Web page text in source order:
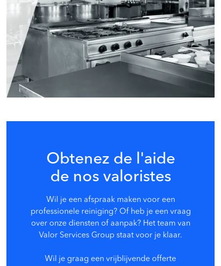
Obtenez de l'aide
de nos valoristes
Wil je een afspraak maken voor een
professionele reiniging? Of heb je een vraag
over onze diensten of aanpak? Het team van
Valor Services Group staat voor je klaar.
Wil je graag een vrijblijvende offerte